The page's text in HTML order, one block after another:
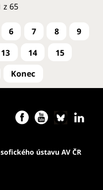
z 65
6 7 8
9
13 14 15
ústavu AV ČR